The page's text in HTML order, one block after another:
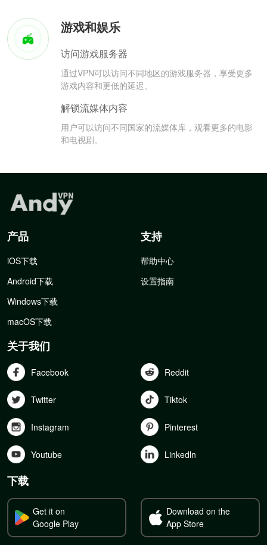
游戏和娱乐
访问游戏服务器
通过VPN可以访问不同地区的游戏服务器，享受更多
游戏内容和更低的延迟。
解锁流媒体内容
用户可以访问不同国家的流媒体库，观看更多的电影
和电视剧。
产品
iOS下载
Android下载
Windows下载
macOS下载
支持
帮助中心
设置指南
关于我们
Facebook Reddit
Twitter Tiktok
Instagram Pinterest
Youtube Linkedln
下载
Get it on
Google Play
Download on the
App Store